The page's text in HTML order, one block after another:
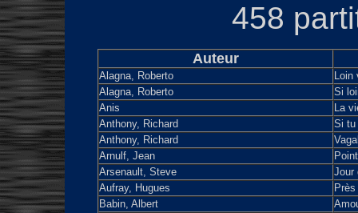
458
Auteur
Alagna, Roberto
Loin
Alagna, Roberto
Si
Anis
La
Anthony, Richard
Si tu
Anthony, Richard
Arnulf, Jean
Arsenault, Steve
Jour
Aufray, Hugues
Babin, Albert